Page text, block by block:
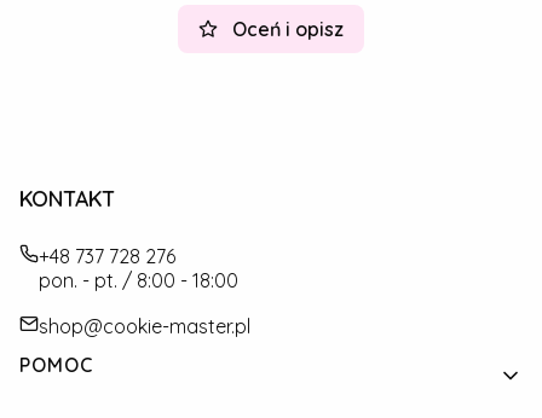
Oceń i opisz
KONTAKT
+48 737 728 276
pon. - pt. / 8:00 - 18:00
shop@cookie-master.pl
Linki w stopce
POMOC